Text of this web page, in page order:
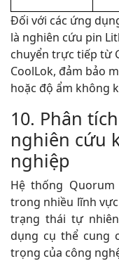
Đối với các ứng
là nghiên cứu pin
chuyển trực tiếp từ
CoolLok, đảm bảo
hoặc độ ẩm không
10. Phân
nghiên cứu
nghiệp
Hệ thống
trong nhiều lĩnh
trạng thái tự
dụng cụ thể cung
trọng của công